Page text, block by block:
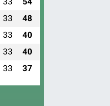
33 48
33 40
33 40
33 37